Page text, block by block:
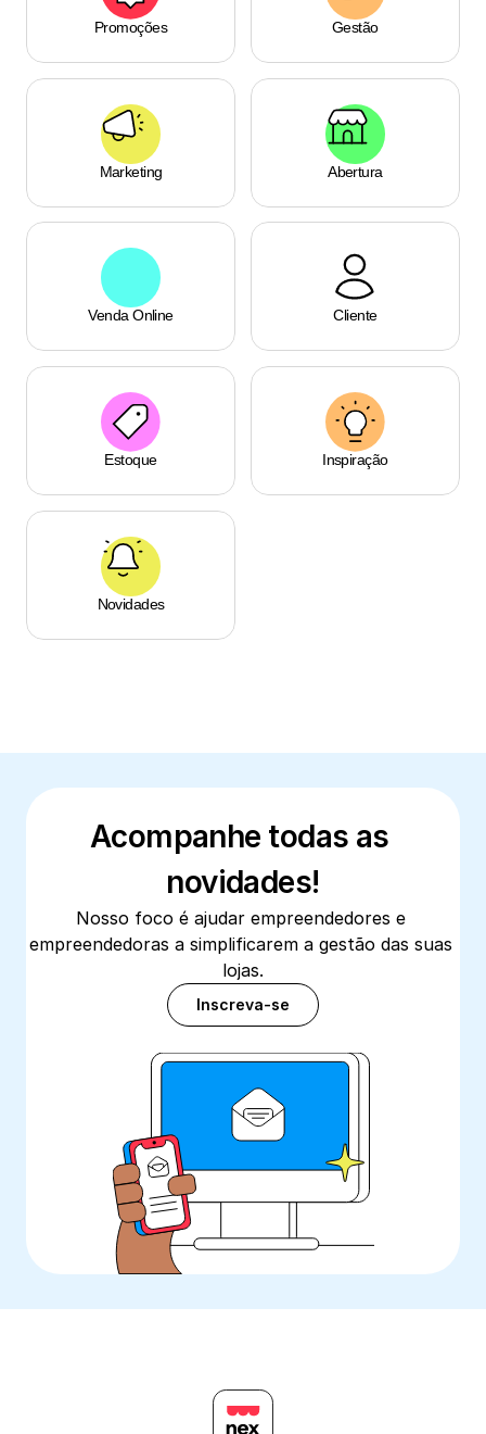
Promoções Gestão
Marketing Abertura
Venda Online Cliente
Estoque Inspiração
Novidades
Acompanhe todas as
novidades!
Nosso foco é ajudar empreendedores e
empreendedoras a simplificarem a gestão das suas
lojas.
Inscreva-se